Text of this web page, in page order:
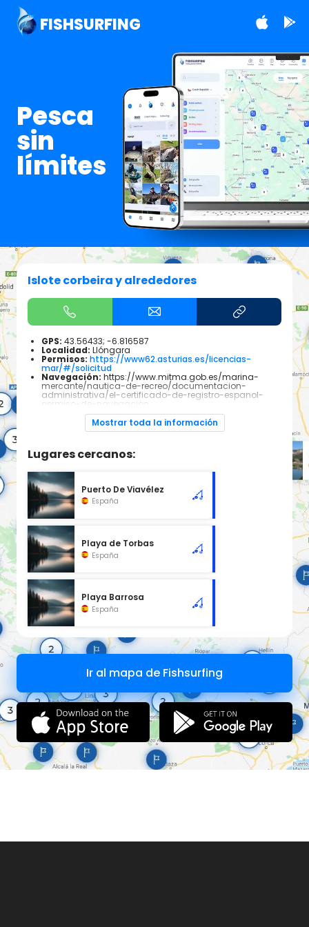
FISHSURFING
Pesca
sin
límites
Islote corbeira y alrededores
GPS: 43.56433; -6.816587
Localidad: Llóngara
Permisos: https://www62.asturias.es/licencias-
mar/#/solicitud
Navegación: https://www.mitma.gob.es/marina-
mercante/nautica-de-recreo/documentacion-
administrativa/el-certificado-de-registro-espanol-
permiso-de-navegacion
Especies piscícolas:Todas las especies pescables
que habitan el mar Cantábrico. Dependiendo de las
épocas del año será mas común encontrar unas u
No disponemos de gran información sobre los peces de
esta zona, lo que si os aseguramos es que es un lugar
totalmente increíble y con muchas cosas que descubrir!
Mostrar toda la información
Lugares cercanos:
Puerto De Viavélez
España
Playa de Torbas
España
Playa Barrosa
España
Ir al mapa de Fishsurfing